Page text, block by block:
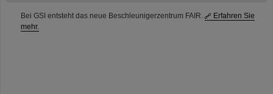
Bei GSI entsteht das neue Beschleunigerzentrum FAIR.
Erfahren Sie
mehr.